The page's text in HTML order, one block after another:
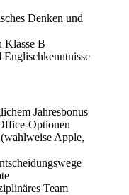
Denken und
Klasse B
Englischkenntnisse
Jahresbonus
Optionen
Apple,
Team